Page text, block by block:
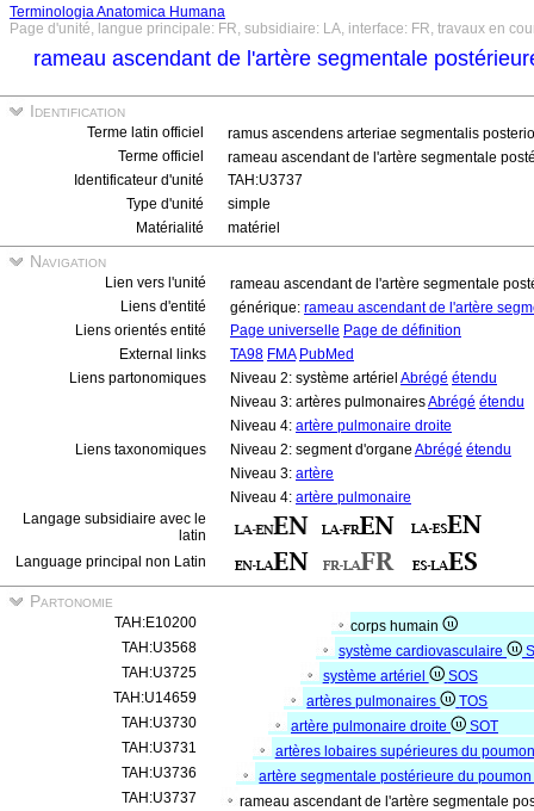
Terminologia Anatomica Humana
Page d'unité, langue principale: FR, subsidiaire: LA, interface: FR, travaux en
rameau ascendant de l'artère segmentale
Identification
Terme latin officiel
ramus ascendens arteriae segmentalis
Terme officiel
rameau ascendant de l'artère segmentale
Identificateur d'unité
TAH:U3737
Type d'unité
simple
Matérialité
matériel
Navigation
Lien vers l'unité
rameau ascendant de l'artère segmentale
Liens d'entité
générique: rameau ascendant de l'artère
Liens orientés entité
Page universelle Page de définition
External links
TA98 FMA PubMed
Liens partonomiques
Niveau 2: système artériel Abrégé étendu
Niveau 3: artères pulmonairesAbrégé étendu
Niveau 4: artère pulmonaire droite
Liens taxonomiques
Niveau 2: segment d'organe Abrégé étendu
Niveau 3: artère
Niveau 4: artère pulmonaire
Langage subsidiaire avec le
latin
Language principal non Latin
Partonomie
TAH:E10200
corps humain
TAH:U3568
système cardiovasculaire
TAH:U3725
système artériel
SOS
TAH:U14659
artères pulmonaires
TOS
TAH:U3730
artère pulmonaire droite
SOT
TAH:U3731
artères lobaires supérieures du
TAH:U3736
artère segmentale postérieure du
TAH:U3737
rameau ascendant de l'artère segmentale